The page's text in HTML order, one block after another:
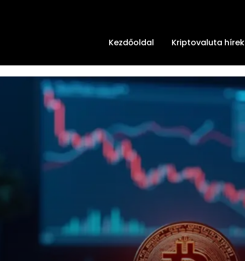
Kezdőoldal Kriptovaluta hírek